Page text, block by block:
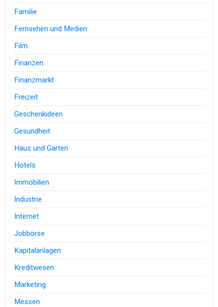
Familie
Fernsehen und Medien
Film
Finanzen
Finanzmarkt
Freizeit
Geschenkideen
Gesundheit
Haus und Garten
Hotels
Immobilien
Industrie
Internet
Jobbörse
Kapitalanlagen
Kreditwesen
Marketing
Messen